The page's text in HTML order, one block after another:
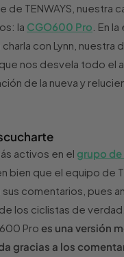
TENWAYS, nuestra
la CGO600 Pro . En
con Lynn, nuestra
nos desvela todo el
de la nueva y
activos en el grupo de
bien que el equipo de
comentarios, pues
los ciclistas de
Pro es una versión
gracias a los